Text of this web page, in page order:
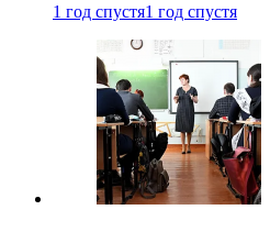
1 год спустя1 год спустя